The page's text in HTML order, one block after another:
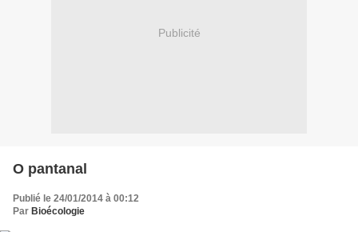
Publicité
O pantanal
Publié le 24/01/2014 à 00:12
Par Bioécologie